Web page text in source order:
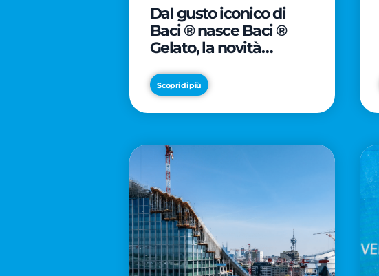
Dal gusto iconico di
Baci ® nasce Baci ®
Gelato, la novità
Scopri di più